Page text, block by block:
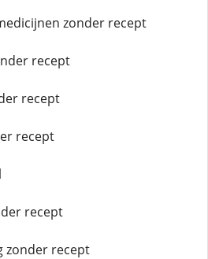
zonder recept
recept
recept
recept
recept
zonder recept